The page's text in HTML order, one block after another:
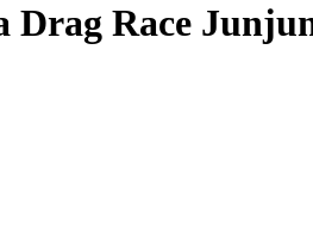
Race